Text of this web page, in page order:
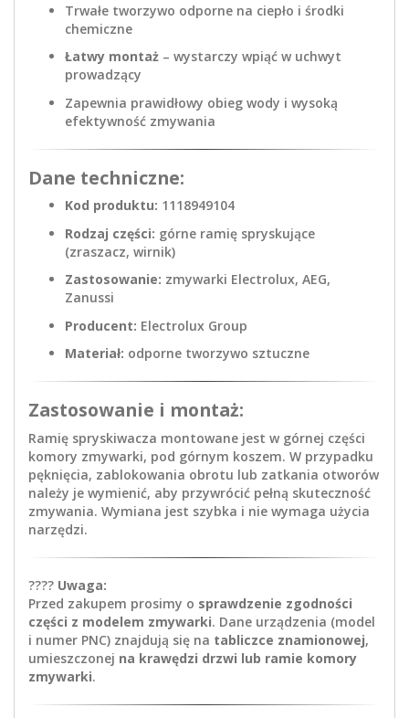
Trwałe tworzywo odporne na ciepło i środki
chemiczne
Łatwy montaż – wystarczy wpiąć w uchwyt
prowadzący
Zapewnia prawidłowy obieg wody i wysoką
efektywność zmywania
Dane techniczne:
Kod produktu: 1118949104
Rodzaj części: górne ramię spryskujące
(zraszacz, wirnik)
Zastosowanie: zmywarki Electrolux, AEG,
Zanussi
Producent: Electrolux Group
Materiał: odporne tworzywo sztuczne
Zastosowanie i montaż:
Ramię spryskiwacza montowane jest w górnej części
komory zmywarki, pod górnym koszem. W przypadku
pęknięcia, zablokowania obrotu lub zatkania otworów
należy je wymienić, aby przywrócić pełną skuteczność
zmywania. Wymiana jest szybka i nie wymaga użycia
narzędzi.
???? Uwaga:
Przed zakupem prosimy o sprawdzenie zgodności
części z modelem zmywarki. Dane urządzenia (model
i numer PNC) znajdują się na tabliczce znamionowej,
umieszczonej na krawędzi drzwi lub ramie komory
zmywarki.